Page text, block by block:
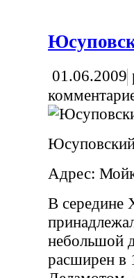
01.06.2009
Адрес:
В середине
небольшой
расширен в